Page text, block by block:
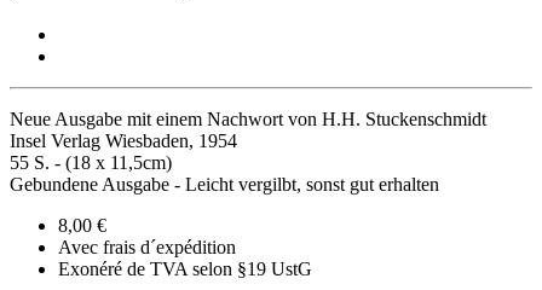
Neue Ausgabe mit einem Nachwort von H.H. Stuckenschmidt
Insel Verlag Wiesbaden, 1954
55 S. - (18 x 11,5cm)
Gebundene Ausgabe - Leicht vergilbt, sonst gut erhalten
8,00 €
Avec frais d´expédition
Exonéré de TVA selon §19 UstG